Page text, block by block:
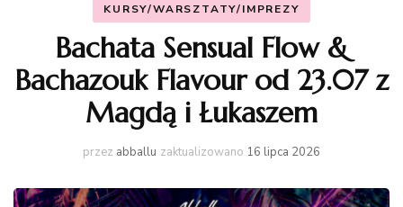
KURSY/WARSZTATY/IMPREZY
Bachata Sensual Flow &
Bachazouk Flavour od 23.07 z
Magdą i Łukaszem
przez abballu zaktualizowano 16 lipca 2026